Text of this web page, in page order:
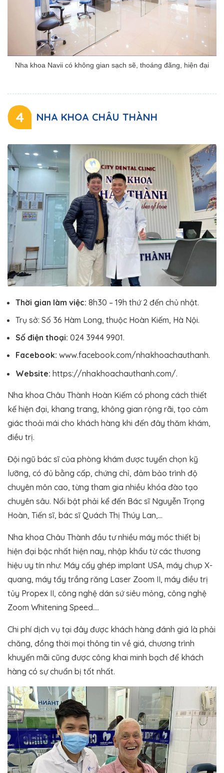
Nha khoa Navii có không gian sạch sẽ, thoáng đãng, hiện đại
4 NHA KHOA CHÂU THÀNH
Thời gian làm việc: 8h30 – 19h thứ 2 đến chủ nhật.
Trụ sở: Số 36 Hàm Long, thuộc Hoàn Kiếm, Hà Nội.
Số điện thoại: 024 3944 9901.
Facebook: www.facebook.com/nhakhoachauthanh.
Website: https://nhakhoachauthanh.com/.
Nha khoa Châu Thành Hoàn Kiếm có phong cách thiết
kế hiện đại, khang trang, không gian rộng rãi, tạo cảm
giác thoải mái cho khách hàng khi đến đây thăm khám,
điều trị.
Đội ngũ bác sĩ của phòng khám được tuyển chọn kỹ
lưỡng, có đủ bằng cấp, chứng chỉ, đảm bảo trình độ
chuyên môn cao, từng tham gia nhiều khóa đào tạo
chuyên sâu. Nổi bật phải kể đến Bác sĩ Nguyễn Trọng
Hoàn, Tiến sĩ, bác sĩ Quách Thị Thúy Lan,…
Nha khoa Châu Thành đầu tư nhiều máy móc thiết bị
hiện đại bậc nhất hiện nay, nhập khẩu từ các thương
hiệu uy tín như: Máy cấy ghép implant USA, máy chụp X-
quang, máy tẩy trắng răng Laser Zoom II, máy điều trị
tủy Propex II, công nghệ dán sứ siêu mỏng, công nghệ
Zoom Whitening Speed….
Chi phí dịch vụ tại đây được khách hàng đánh giá là phải
chăng, đồng thời mọi thông tin về giá, chương trình
khuyến mãi cũng được công khai minh bạch để khách
hàng có sự chuẩn bị tốt nhất.